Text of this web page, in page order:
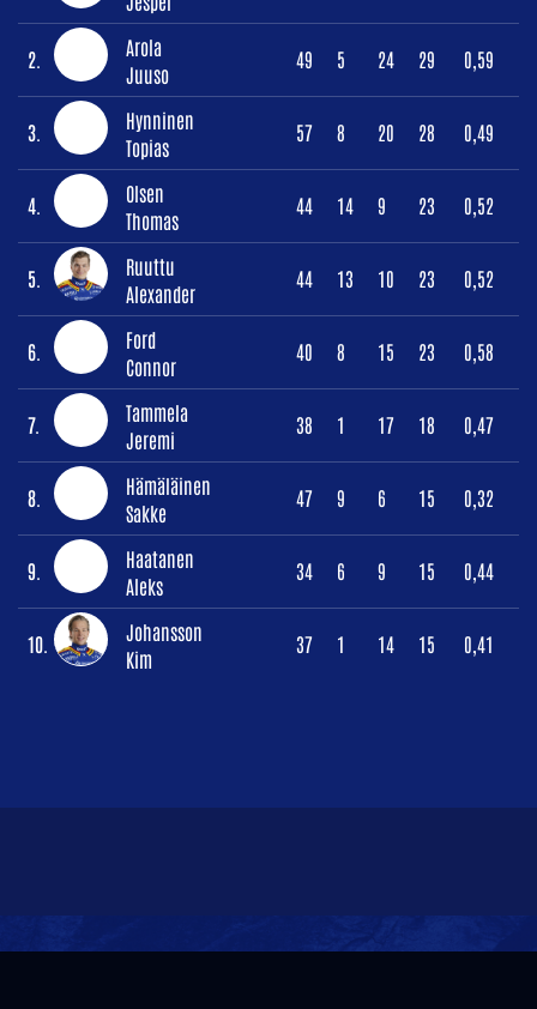
2.
Arola
Juuso
49 5 24 29 0,59
3.
Hynninen
Topias
57 8 20 28 0,49
4.
Olsen
Thomas
44 14 9 23 0,52
5.
Ruuttu
Alexander
44 13 10 23 0,52
6.
Ford
Connor
40 8 15 23 0,58
7.
Tammela
Jeremi
38 1 17 18 0,47
8.
Hämäläinen
Sakke
47 9 6 15 0,32
9.
Haatanen
Aleks
34 6 9 15 0,44
10.
Johansson
Kim
37 1 14 15 0,41